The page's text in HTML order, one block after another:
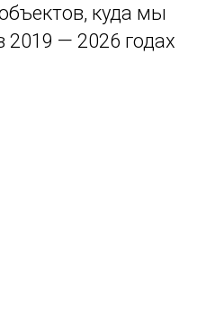
куда мы
2019 — 2026 годах